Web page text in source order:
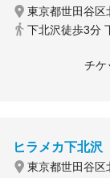
東京都世田谷
下北沢徒歩3分
チケ
ヒラメカ下北
東京都世田谷